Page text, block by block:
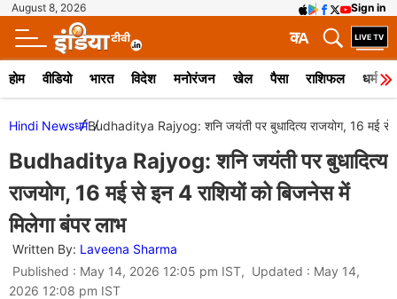
August 8, 2026 Sign in
A
क
होम वीडियो भारत विदेश मनोरंजन खेल पैसा राशिफल धर्म
Hindi Newsधर्मBudhaditya Rajyog: शनि जयंती पर बुधादित्य राजयोग, 16 मई से
Budhaditya Rajyog: शनि जयंती पर बुधादित्य
राजयोग, 16 मई से इन 4 राशियों को बिजनेस में
मिलेगा बंपर लाभ
Written By: Laveena Sharma
Published : May 14, 2026 12:05 pm IST, Updated : May 14,
2026 12:08 pm IST